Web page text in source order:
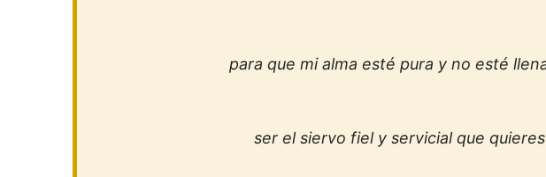
para que mi alma esté pura y no esté
ser el siervo fiel y servicial que